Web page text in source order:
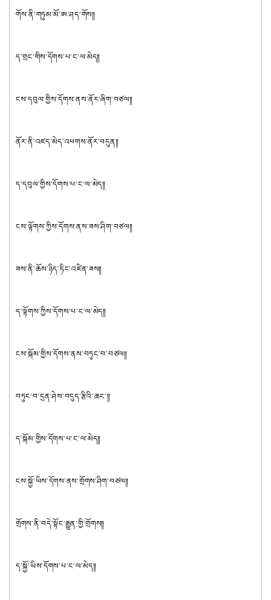
གོས་ནི་གཏུམ་མོ་ཨ་ཤད་གོས༎
ད་གྲང་གིས་དོགས་པ་ང་ལ་མེད༎
ངས་དབུལ་གྱིས་དོགས་ནས་ནོར་ཞིག་བཙལ༎
ནོར་ནི་འཛད་མེད་འཕགས་ནོར་བདུན༎
ད་དབུལ་གྱིས་དོགས་པ་ང་ལ་མེད༎
ངས་ལྟོགས་ཀྱིས་དོགས་ནས་ཟས་ཤིག་བཙལ༎
ཟས་ནི་ཆོས་ཉིད་ཏིང་འཛིན་ཟས༎
ད་ལྟོགས་ཀྱིས་དོགས་པ་ང་ལ་མེད༎
ངས་སྐོམ་གྱིས་དོགས་ནས་བཏུང་བ་བཙལ༎
བཏུང་བ་དྲན་ཤེས་བདུད་རྩིའི་ཆང་༎
ད་སྐོམ་གྱིས་དོགས་པ་ང་ལ་མེད༎
ངས་སྐྱོ་ཡིས་དོགས་ནས་གྲོགས་ཤིག་བཙལ༎
གྲོགས་ནི་བདེ་སྟོང་རྒྱུན་གྱི་གྲོགས༎
ད་སྐྱོ་ཡིས་དོགས་པ་ང་ལ་མེད༎